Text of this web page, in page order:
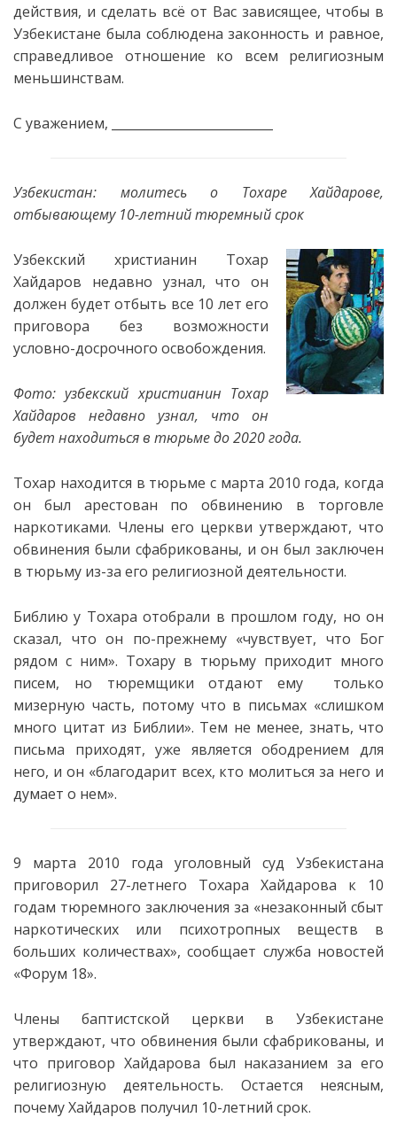
действия, и сделать всё от Вас зависящее, чтобы в
Узбекистане была соблюдена законность и равное,
справедливое отношение ко всем религиозным
меньшинствам.
С уважением,
Узбекистан: молитесь о Тохаре Хайдарове,
отбывающему 10-летний тюремный срок
Узбекский христианин Тохар
Хайдаров недавно узнал, что он
должен будет отбыть все 10 лет его
приговора без возможности
условно-досрочного освобождения.
Фото: узбекский христианин Тохар
Хайдаров недавно узнал, что он
будет находиться в тюрьме до 2020 года.
Тохар находится в тюрьме с марта 2010 года, когда
он был арестован по обвинению в торговле
наркотиками. Члены его церкви утверждают, что
обвинения были сфабрикованы, и он был заключен
в тюрьму из-за его религиозной деятельности.
Библию у Тохара отобрали в прошлом году, но он
сказал, что он по-прежнему «чувствует, что Бог
рядом с ним». Тохару в тюрьму приходит много
писем, но тюремщики отдают ему только
мизерную часть, потому что в письмах «слишком
много цитат из Библии». Тем не менее, знать, что
письма приходят, уже является ободрением для
него, и он «благодарит всех, кто молиться за него и
думает о нем».
9 марта 2010 года уголовный суд Узбекистана
приговорил 27-летнего Тохара Хайдарова к 10
годам тюремного заключения за «незаконный сбыт
наркотических или психотропных веществ в
больших количествах», сообщает служба новостей
«Форум 18».
Члены баптистской церкви в Узбекистане
утверждают, что обвинения были сфабрикованы, и
что приговор Хайдарова был наказанием за его
религиозную деятельность. Остается неясным,
почему Хайдаров получил 10-летний срок.